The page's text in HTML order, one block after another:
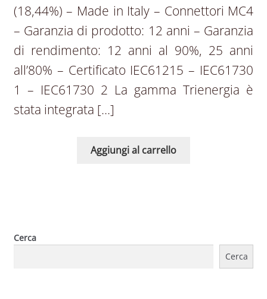
(18,44%) – Made in Italy – Connettori MC4
– Garanzia di prodotto: 12 anni – Garanzia
di rendimento: 12 anni al 90%, 25 anni
all’80% – Certificato IEC61215 – IEC61730
1 – IEC61730 2 ​La gamma Trienergia è
stata integrata […]
Aggiungi al carrello
Cerca
Cerca